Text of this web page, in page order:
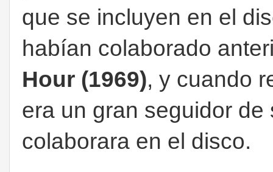
que se incluyen en el
habían colaborado
Hour (1969),​ y cuando
era un gran seguidor
colaborara en el disco.